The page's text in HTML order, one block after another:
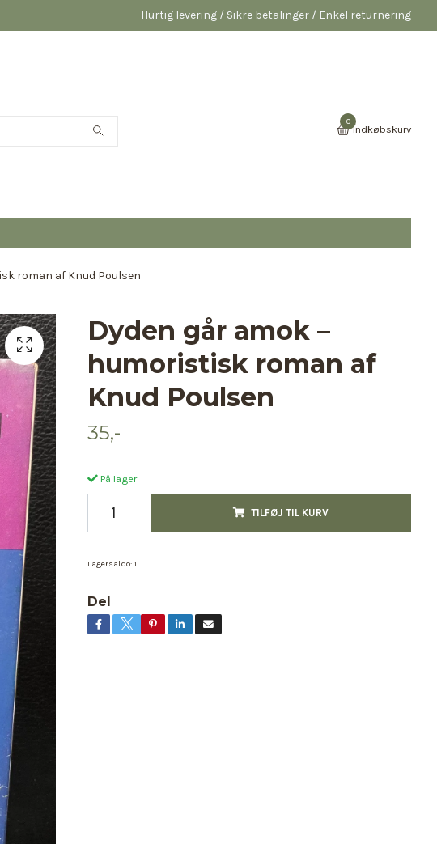
Hurtig levering / Sikre betalinger / Enkel returnering
0
Indkøbskurv
roman af Knud Poulsen
Dyden går amok –
humoristisk roman af
Knud Poulsen
35,-
På lager
TILFØJ TIL KURV
Lagersaldo: 1
Del